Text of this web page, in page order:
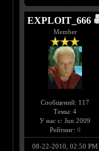
EXPLOIT_666
Member
Сообщений: 117
Темы: 4
У нас с: Jun 2009
Рейтинг: 0
08-22-2010, 02:50 PM